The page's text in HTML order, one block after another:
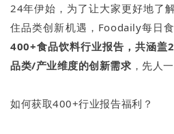
24年伊始，为了让大家更好地了
住品类创新机遇，Foodaily每日
400+食品饮料行业报告，共涵盖
品类/产业维度的创新需求 ，先人
如何获取400+行业报告福利？